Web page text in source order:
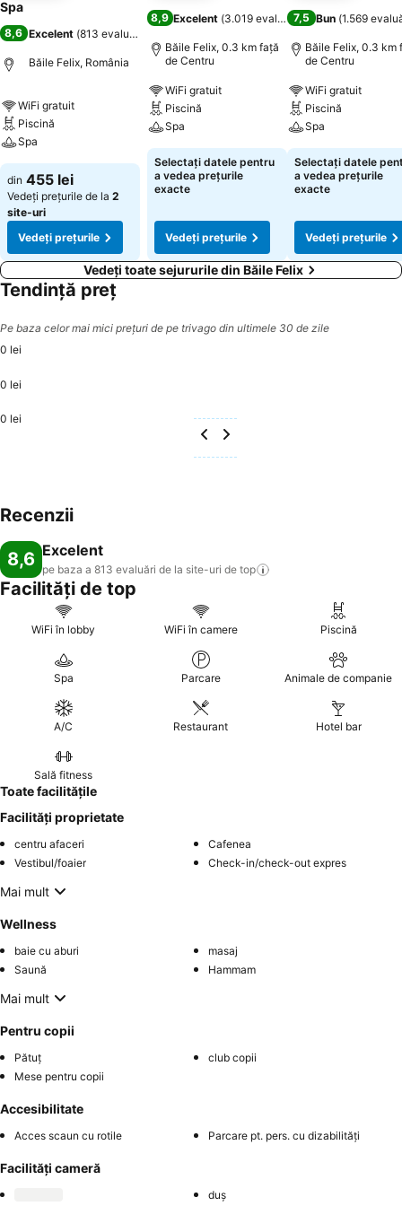
Spa
8,6 Excelent (813 evaluări
Băile Felix, România
WiFi gratuit
Piscină
Spa
din 455 lei
Vedeți prețurile de la 2
site-uri
Vedeți prețurile
8,9 Excelent (3.019 evaluări)
Băile Felix, 0.3 km faţă
de Centru
WiFi gratuit
Piscină
Spa
Selectați datele pentru
a vedea prețurile
exacte
Vedeți prețurile
7,5 Bun (1.569
Băile Felix, 0.3 km
de Centru
WiFi gratuit
Piscină
Spa
Selectați datele
a vedea prețurile
exacte
Vedeți prețurile
Vedeți toate sejururile din Băile Felix
Tendință preț
Pe baza celor mai mici prețuri de pe trivago din ultimele 30 de zile
0 lei
0 lei
0 lei
Recenzii
8,6 Excelent
pe baza a 813 evaluări de la site-uri de top
Facilități de top
WiFi în lobby WiFi în camere Piscină
Spa Parcare Animale de companie
A/C Restaurant Hotel bar
Sală fitness
Toate facilitățile
Facilități proprietate
centru afaceri
Cafenea
Vestibul/foaier
Check-in/check-out expres
Mai mult
Wellness
baie cu aburi
masaj
Saună
Hammam
Mai mult
Pentru copii
Pătuț
club copii
Mese pentru copii
Accesibilitate
Acces scaun cu rotile Parcare pt. pers. cu dizabilități
Facilități cameră
duș